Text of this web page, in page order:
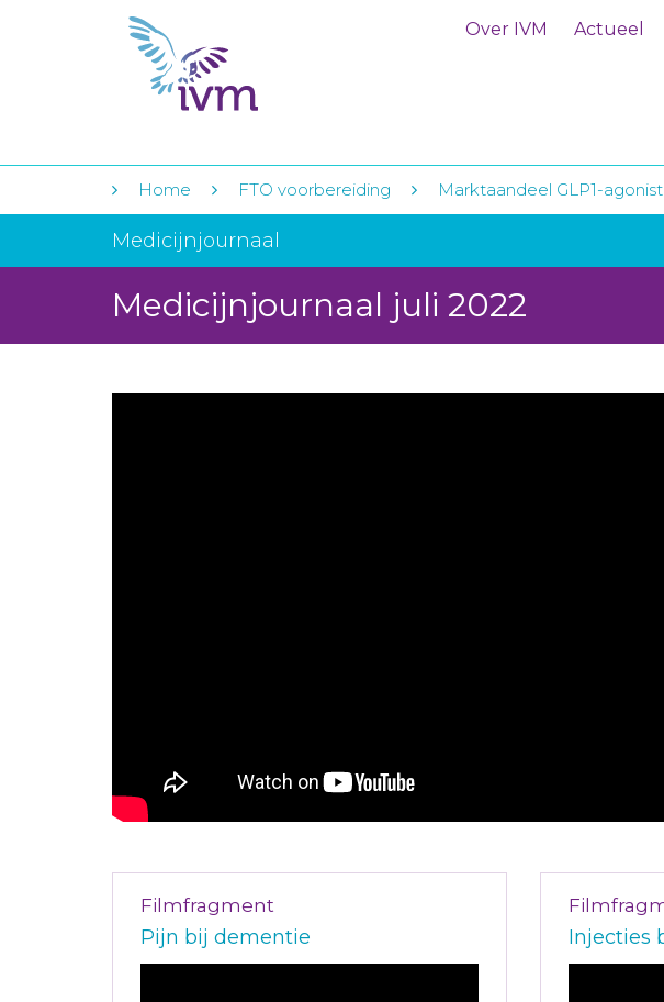
Over IVM Actueel
Home FTO voorbereiding Marktaandeel GLP1-
Medicijnjournaal
Medicijnjournaal juli 2022
Filmfragment
Pijn bij dementie Injecties